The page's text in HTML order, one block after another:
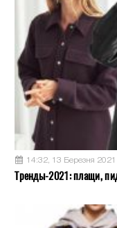
14:32, 13 Березня 2021
Тренды-2021: плащи,